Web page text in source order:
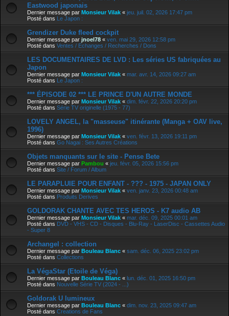
Eastwood japonais
Dernier message par Monsieur Vilak « jeu. juil. 02, 2026 17:47 pm
Posté dans Le Japon :
Grendizer Duke fleed cockpit
Dernier message par jnoel78 « ven. mai 29, 2026 12:58 pm
Posté dans Ventes / Echanges / Recherches / Dons
LES DOCUMENTAIRES DE LVD : Les séries US fabriquées au
Japon
Dernier message par Monsieur Vilak « mar. avr. 14, 2026 09:27 am
Posté dans Le Japon :
*** ÉPISODE 02 *** LE PRINCE D'UN AUTRE MONDE
Dernier message par Monsieur Vilak « dim. févr. 22, 2026 20:20 pm
Posté dans Série TV originelle (1975 - 77)
LOVELY ANGEL, la "masseuse" itinérante (Manga + OAV live,
1996)
Dernier message par Monsieur Vilak « ven. févr. 13, 2026 19:11 pm
Posté dans Go Nagai : Ses Autres Créations
Objets manquants sur le site - Pense Bete
Dernier message par Pambou « jeu. févr. 05, 2026 15:56 pm
Posté dans Site / Forum / Album
LE PARAPLUIE POUR ENFANT - ??? - 1975 - JAPAN ONLY
Dernier message par Monsieur Vilak « ven. janv. 23, 2026 00:48 am
Posté dans Produits Derives
GOLDORAK CHANTE AVEC TES HEROS - K7 audio AB
Dernier message par Monsieur Vilak « mar. déc. 09, 2025 00:01 am
Posté dans DVD - VHS - CD - Disques - Blu-Ray - LaserDisc - Cassettes Audio
- Super 8
Archangel : collection
Dernier message par Bouleau Blanc « sam. déc. 06, 2025 23:02 pm
Posté dans Collections
La VégaStar (Etoile de Véga)
Dernier message par Bouleau Blanc « lun. déc. 01, 2025 16:50 pm
Posté dans Nouvelle Série TV (2024 - ...)
Goldorak U lumineux
Dernier message par Bouleau Blanc « dim. nov. 23, 2025 09:47 am
Posté dans Creations de Fans